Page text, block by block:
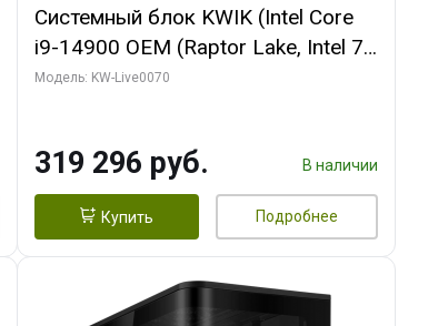
Системный блок KWIK (Intel Core
i9-14900 OEM (Raptor Lake, Intel 7,
C24 16EC/8PC// 64 ГБ ОЗУ (2
GDDR7 256bit/ 960 ГБ SSD)
Модель: KW-Live0070
319 296 руб. В наличии
Купить Подробнее